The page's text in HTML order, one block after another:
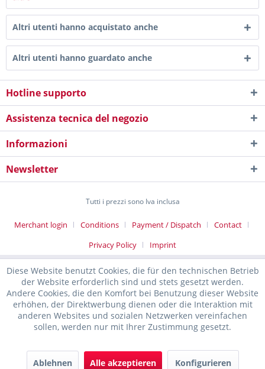
Altri utenti hanno acquistato anche
Altri utenti hanno guardato anche
Hotline supporto
Assistenza tecnica del negozio
Informazioni
Newsletter
Tutti i prezzi sono Iva inclusa
Merchant login Conditions Payment / Dispatch
Contact
Privacy Policy
Imprint
Diese Website benutzt Cookies, die für den technischen Betrieb
der Website erforderlich sind und stets gesetzt werden.
Andere Cookies, die den Komfort bei Benutzung dieser Website
erhöhen, der Direktwerbung dienen oder die Interaktion mit
anderen Websites und sozialen Netzwerken vereinfachen
sollen, werden nur mit Ihrer Zustimmung gesetzt.
Ablehnen Alle akzeptieren Konfigurieren